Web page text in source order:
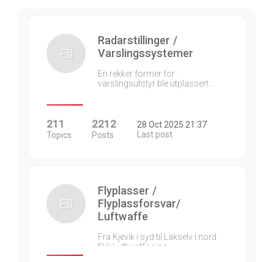
Radarstillinger /
Varslingssystemer
En rekker former for
varslingsutstyr ble utplassert…
211
Topics
2212
Posts
28 Oct 2025 21:37
Last post
Flyplasser /
Flyplassforsvar/
Luftwaffe
Fra Kjevik i syd til Lakselv i nord
fikk Luftwaffe sine…